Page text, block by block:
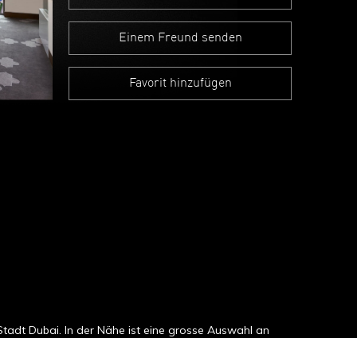
Einem Freund senden
Favorit hinzufügen
Dubai. In der Nähe ist eine grosse Auswahl an